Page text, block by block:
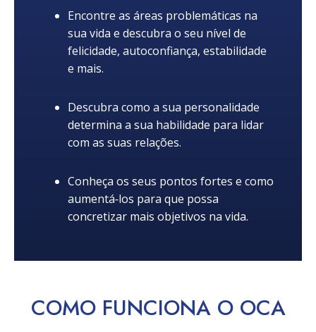
Encontre as áreas problemáticas na
sua vida e descubra o seu nível de
felicidade, autoconfiança, estabilidade
e mais.
Descubra como a sua personalidade
determina a sua habilidade para lidar
com as suas relações.
Conheça os seus pontos fortes e como
aumentá‑los para que possa
concretizar mais objetivos na vida.
COMO FUNCIONAO OCA